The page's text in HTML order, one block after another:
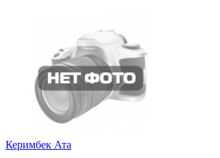
Керимбек Ата